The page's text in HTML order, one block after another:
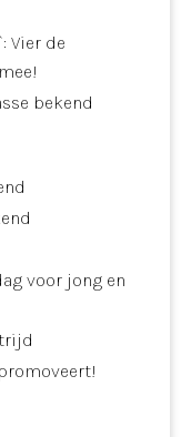
Vier de
bekend
voor jong en